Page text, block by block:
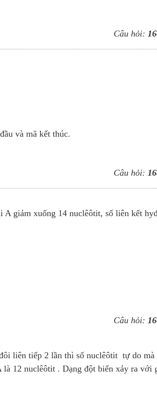
Câu hỏi:
và mã kết thúc.
Câu hỏi:
giảm xuống 14 nuclêôtit, số liên kết
Câu hỏi:
liên tiếp 2 lần thì số nuclêôtit tự do mà
12 nuclêôtit . Dạng đột biến xảy ra với